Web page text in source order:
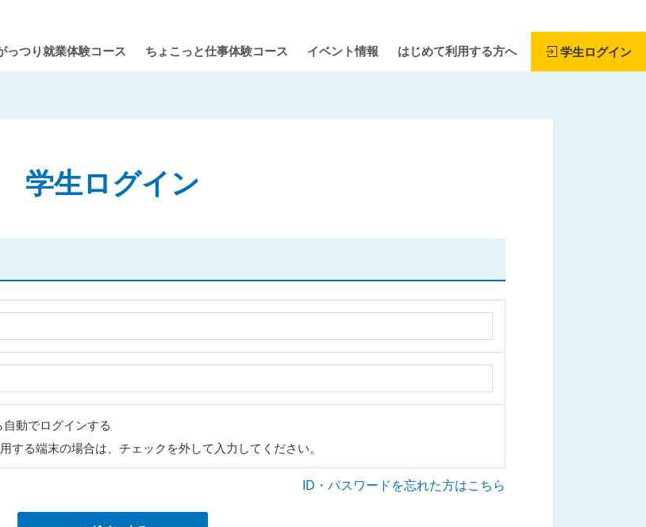
っつり就業体験コース ちょこっと仕事体験コース イベント情報 はじめて利用する方へ 学生ログイン
学生ログイン
動でログインする
する端末の場合は、チェックを外して入力してください。
ID・パスワードを忘れた方はこちら